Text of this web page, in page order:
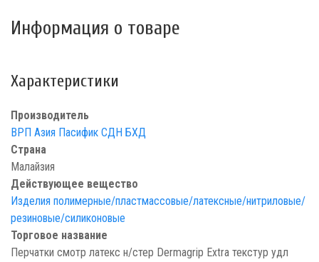
Информация о товаре
Характеристики
Производитель
ВРП Азия Пасифик СДН БХД
Страна
Малайзия
Действующее вещество
Изделия полимерные/пластмассовые/латексные/нитриловые/
резиновые/силиконовые
Торговое название
Перчатки смотр латекс н/стер Dermagrip Extra текстур удл